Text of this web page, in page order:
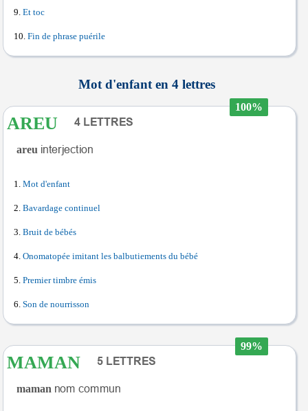
Et toc
Fin de phrase puérile
Mot d'enfant en 4 lettres
100%
AREU
areu
Mot d'enfant
Bavardage continuel
Bruit de bébés
Onomatopée imitant les balbutiements du bébé
Premier timbre émis
Son de nourrisson
99%
MAMAN
maman